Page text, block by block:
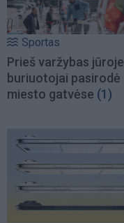
Sportas
Prieš varžybas jūroje
buriuotojai pasirodė
miesto gatvėse (1)